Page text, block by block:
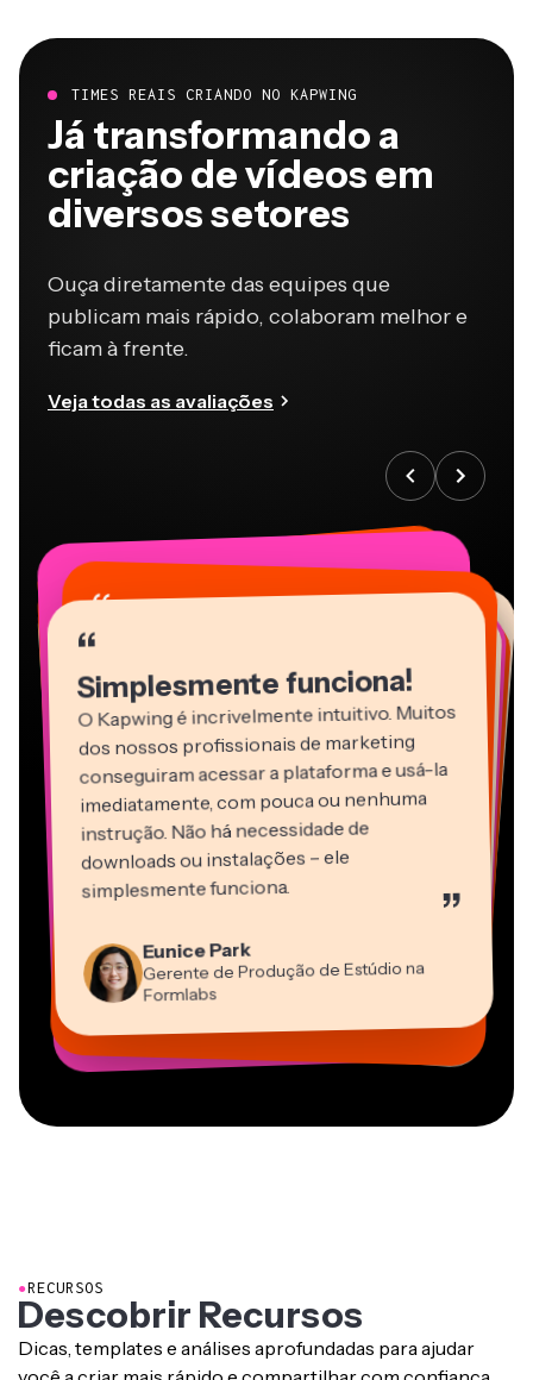
Já transformando a
criação de vídeos em
diversos setores
publicam mais rápido, colaboram melhor e
ficam à frente.
“
Simplesmente funciona!
O Kapwing é incrivelmente intuitivo. Muitos
dos nossos profissionais de marketing
conseguiram acessar a plataforma e usá-la
imediatamente, com pouca ou nenhuma
instrução. Não há necessidade de
downloads ou instalações – ele
simplesmente funciona. ”
Gerente de Produção de Estúdio na
Formlabs
“
Vannesia Darby
CEO da MOXIE Nashville
“
Grant Taleck
Cofundador da
AuthentIQMarketing.com
“
Kerry-lee Farla
Youtuber
Diretor de Conteúdo
“
Martin James
Editor de Vídeo
Educação
“
“
Mitch Rawlings
Freelancer de Serviços de Informação
“
Dina Segovia
Trabalhador Autônomo Virtual
Descobrir Recursos
Dicas, templates e análises aprofundadas para ajudar
você a criar mais rápido e compartilhar com confiança.